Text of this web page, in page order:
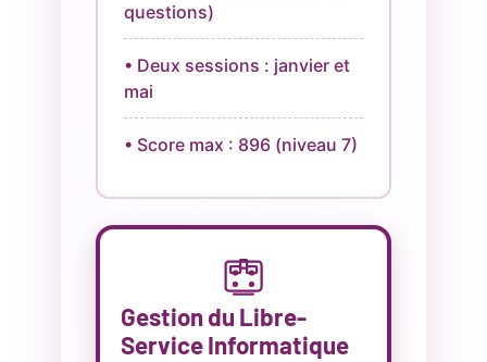
questions)
• Deux sessions : janvier et
mai
• Score max : 896 (niveau 7)
Gestion du Libre-
Service Informatique